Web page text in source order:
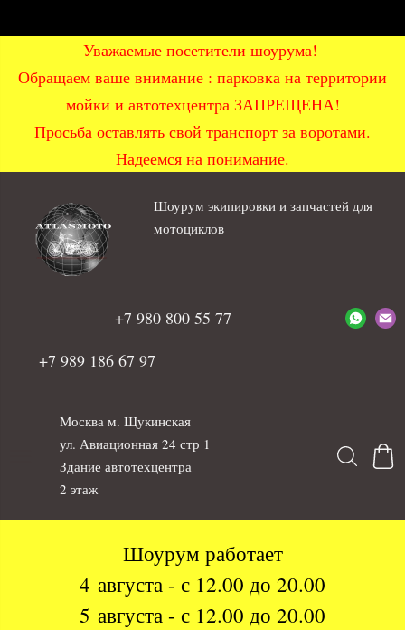
Уважаемые посетители шоурума!
Обращаем ваше внимание : парковка на территории
мойки и автотехцентра ЗАПРЕЩЕНА!
Просьба оставлять свой транспорт за воротами.
Надеемся на понимание.
Шоурум экипировки и запчастей для
мотоциклов
+7 980 800 55 77
+7 989 186 67 97
Москва м. Щукинская
ул. Авиационная 24 стр 1
Здание автотехцентра
2 этаж
Шоурум работает
4 августа - с 12.00 до 20.00
5 августа - с 12.00 до 20.00